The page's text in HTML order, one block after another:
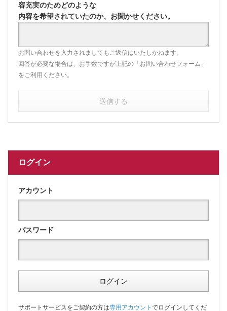
容充実のためどのような
内容を希望されていたのか、お聞かせください。
お問い合わせを入力されましてもご返信はいたしかねます。
回答が必要な場合は、お手数ですが上記の「お問い合わせフォーム」
をご利用ください。
送信する
ログイン
アカウント
パスワード
ログイン
サポートサービスをご契約の方は専用アカウント でログインしてくだ